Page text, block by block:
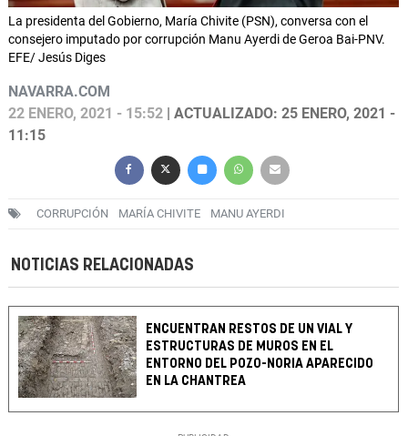
La presidenta del Gobierno, María Chivite (PSN), conversa con el
consejero imputado por corrupción Manu Ayerdi de Geroa Bai-PNV.
EFE/ Jesús Diges
NAVARRA.COM
22 ENERO, 2021 - 15:52 | ACTUALIZADO: 25 ENERO, 2021 -
11:15
CORRUPCIÓN MARÍA CHIVITE MANU AYERDI
NOTICIAS RELACIONADAS
ENCUENTRAN RESTOS DE UN VIAL Y
ESTRUCTURAS DE MUROS EN EL
ENTORNO DEL POZO-NORIA APARECIDO
EN LA CHANTREA